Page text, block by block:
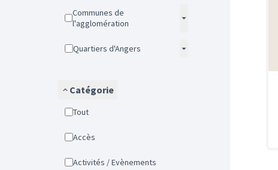
Communes de
l'agglomération
Quartiers d'Angers
Catégorie
Tout
Accès
Activités / Evènements